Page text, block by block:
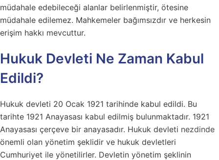
müdahale edebileceği alanlar belirlenmiştir, ötesine
müdahale edilemez. Mahkemeler bağımsızdır ve herkesin
erişim hakkı mevcuttur.
Hukuk Devleti Ne Zaman Kabul
Edildi?
Hukuk devleti 20 Ocak 1921 tarihinde kabul edildi. Bu
tarihte 1921 Anayasası kabul edilmiş bulunmaktadır. 1921
Anayasası çerçeve bir anayasadır. Hukuk devleti nezdinde
önemli olan yönetim şeklidir ve hukuk devletleri
Cumhuriyet ile yönetilirler. Devletin yönetim şeklinin